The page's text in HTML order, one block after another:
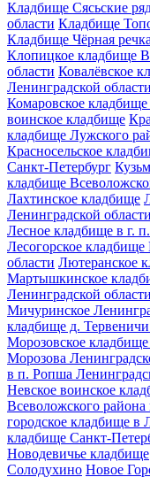
Кладбище Сясьские
области Кладбище
Кладбище Чёрная
Клопицкое кладбище
области Ковалёвское
Ленинградской области
Комаровское
воинское кладбище
кладбище Лужского
Красносельское
Санкт-Петербург
кладбище
Лахтинское кладбище
Ленинградской области
Лесное кладбище в г.
Лесогорское
области Лютеранское
Мартышкинское
Ленинградской области
Мичуринское
кладбище д.
Морозовское
Морозова
в п. Ропша
Невское воинское
Всеволожского
городское кладбище в
кладбище Санкт-
Новодевичье кладбище
Солодухино Новое